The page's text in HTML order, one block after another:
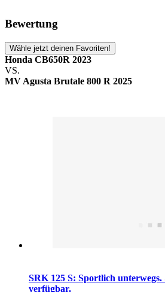
Bewertung
Wähle jetzt deinen Favoriten!
Honda CB650R 2023
VS.
MV Agusta Brutale 800 R 2025
SRK 125 S: Sportlich unterwegs.
verfügbar.